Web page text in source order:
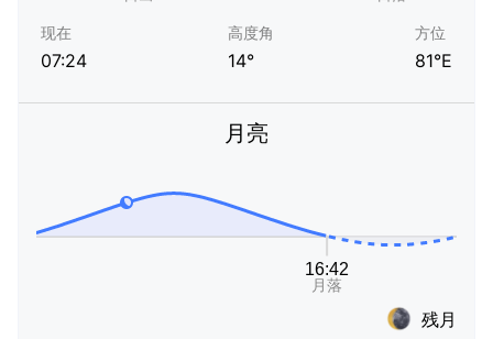
现在
07:24
高度角
14°
方位
81°E
月亮
残月